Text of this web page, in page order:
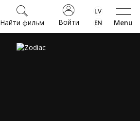
Menu
Войти
Найти фильм